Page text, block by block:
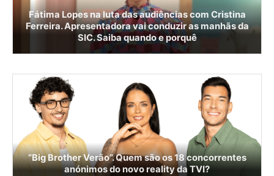
Fátima Lopes na luta das audiências com Cristina
Ferreira. Apresentadora vai conduzir as manhãs da
SIC. Saiba quando e porquê
“Big Brother Verão”. Quem são os 18 concorrentes
anónimos do novo reality da TVI?